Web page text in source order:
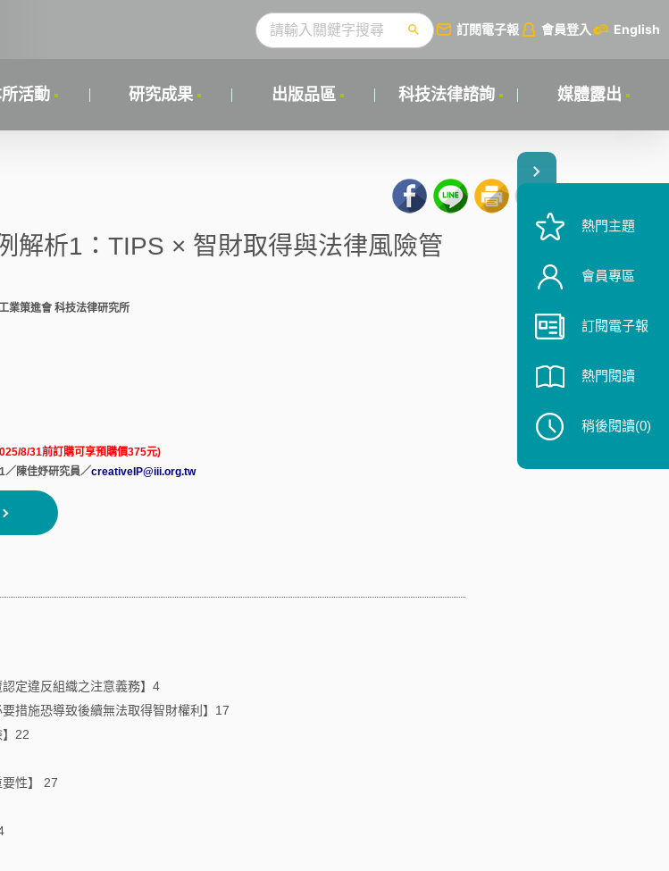
訂閱電子報 會員登入 English
活動 研究成果 出版品區 科技法律諮詢 媒體露出
解析1：TIPS × 智財取得與法律風險管
業策進會 科技法律研究所
8/31前訂購可享預購價375元)
陳佳妤研究員／creativeIP@iii.org.tw
定違反組織之注意義務】4
措施恐導致後續無法取得智財權利】17
22
性】 27
熱門主題
會員專區
訂閱電子報
熱門閱讀
稍後閱讀(0)